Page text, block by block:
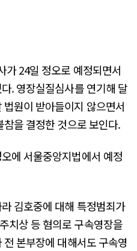
가 24일 정오로 예정되면서
. 영장실질심사를 연기해 달
원이 받아들이지 않으면서
을 결정한 것으로 보인다.
에 서울중앙지법에서 예정
김호중에 대해 특정범죄가
치상 등 혐의로 구속영장을
본부장에 대해서도 구속영